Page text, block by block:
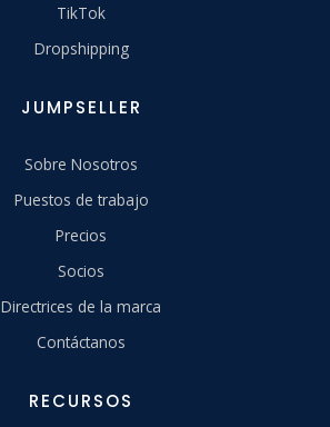
TikTok
Dropshipping
JUMPSELLER
Sobre Nosotros
Puestos de trabajo
Precios
Socios
Directrices de la marca
Contáctanos
RECURSOS